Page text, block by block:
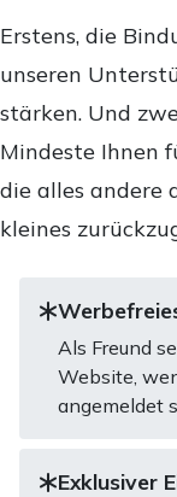
Erstens, die
unseren
stärken. Und
Mindeste Ihnen
die alles andere
kleines
Als Freund
Website,
angemeldet
Exklusiver